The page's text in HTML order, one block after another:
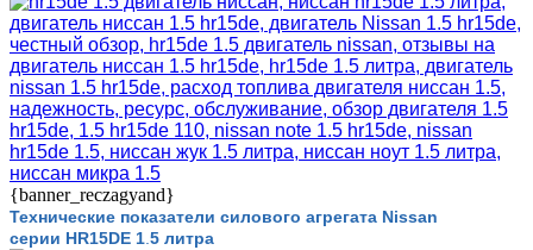
{banner_reczagyand}
Технические показатели силового агрегата Nissan
серии HR15DE 1 5 литра